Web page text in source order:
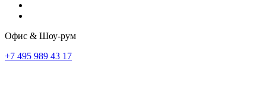
Офис & Шоу-рум
+7 495 989 43 17